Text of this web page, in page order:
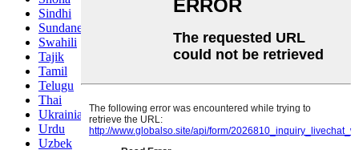
Sindhi
Sundanese
Swahili
Tajik
Tamil
Telugu
Thai
Ukrainian
Urdu
Uzbek